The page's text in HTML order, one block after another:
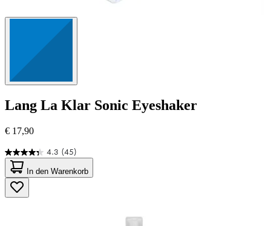
Lang La Klar Sonic Eyeshaker
€ 17,90
4.3 (45)
4.3
von
5
Sternen.
45
In den Warenkorb